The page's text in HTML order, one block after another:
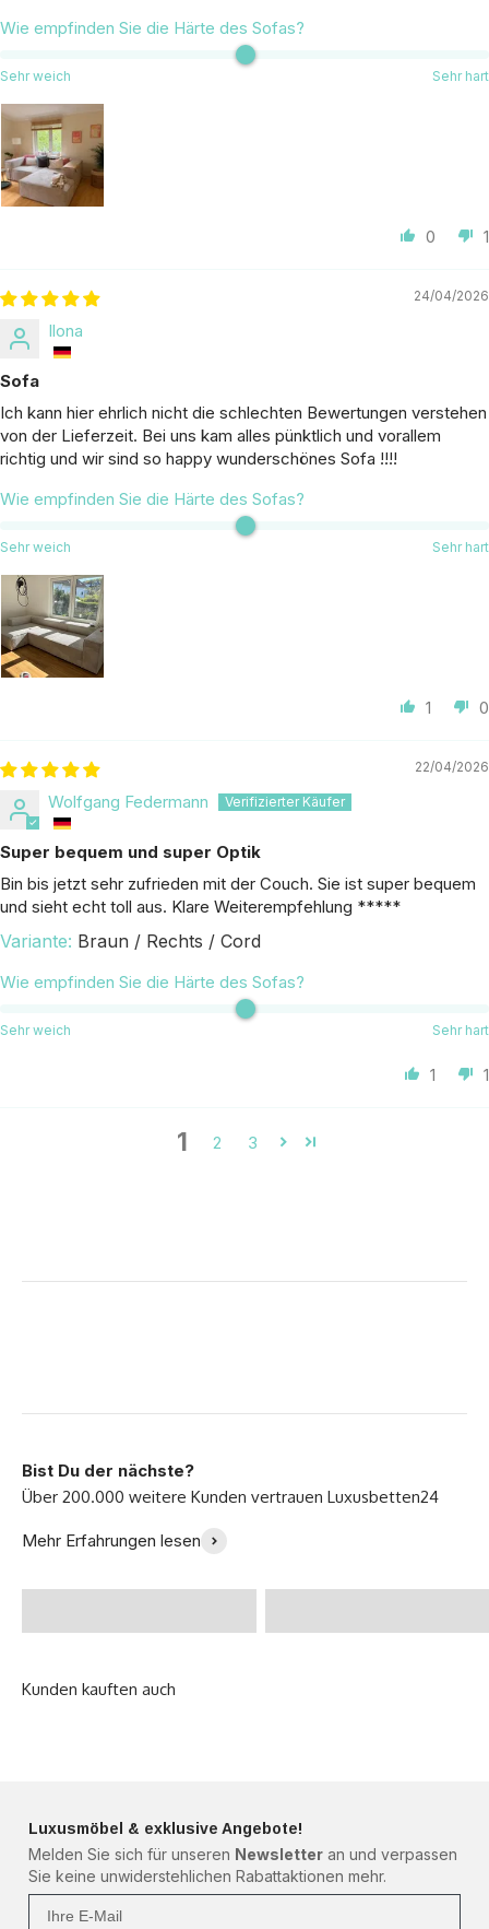
Wie empfinden Sie die Härte des Sofas?
Sehr weich Sehr hart
0 1
24/04/2026
Ilona
Sofa
Ich kann hier ehrlich nicht die schlechten Bewertungen verstehen
von der Lieferzeit. Bei uns kam alles pünktlich und vorallem
richtig und wir sind so happy wunderschönes Sofa !!!!
Wie empfinden Sie die Härte des Sofas?
Sehr weich Sehr hart
1 0
22/04/2026
Wolfgang Federmann
Super bequem und super Optik
Bin bis jetzt sehr zufrieden mit der Couch. Sie ist super bequem
und sieht echt toll aus. Klare Weiterempfehlung *****
Braun / Rechts / Cord
Wie empfinden Sie die Härte des Sofas?
Sehr weich Sehr hart
1 1
1 2 3
Bist Du der nächste?
Mehr Erfahrungen lesen
meinem neuen Sofa -
Luxusmöbel & exklusive Angebote!
Melden Sie sich für unseren Newsletter an und verpassen
Sie keine unwiderstehlichen Rabattaktionen mehr.